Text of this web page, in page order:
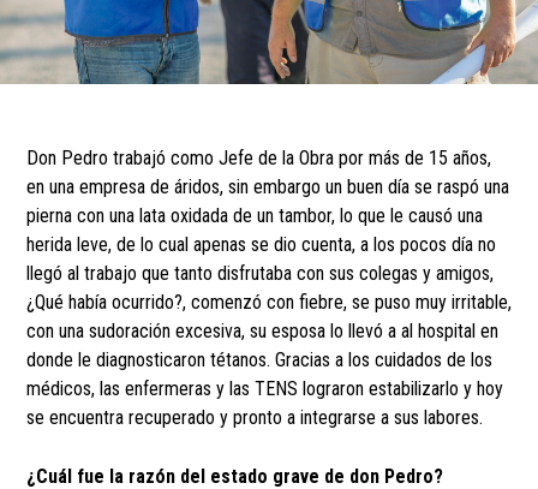
Don Pedro trabajó como Jefe de la Obra por más de 15 años,
en una empresa de áridos, sin embargo un buen día se raspó una
pierna con una lata oxidada de un tambor, lo que le causó una
herida leve, de lo cual apenas se dio cuenta, a los pocos día no
llegó al trabajo que tanto disfrutaba con sus colegas y amigos,
¿Qué había ocurrido?, comenzó con fiebre, se puso muy irritable,
con una sudoración excesiva, su esposa lo llevó a al hospital en
donde le diagnosticaron tétanos. Gracias a los cuidados de los
médicos, las enfermeras y las TENS lograron estabilizarlo y hoy
se encuentra recuperado y pronto a integrarse a sus labores.
¿Cuál fue la razón del estado grave de don Pedro?